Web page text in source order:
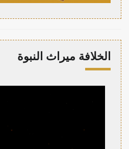
الخلافة ميراث النبوة